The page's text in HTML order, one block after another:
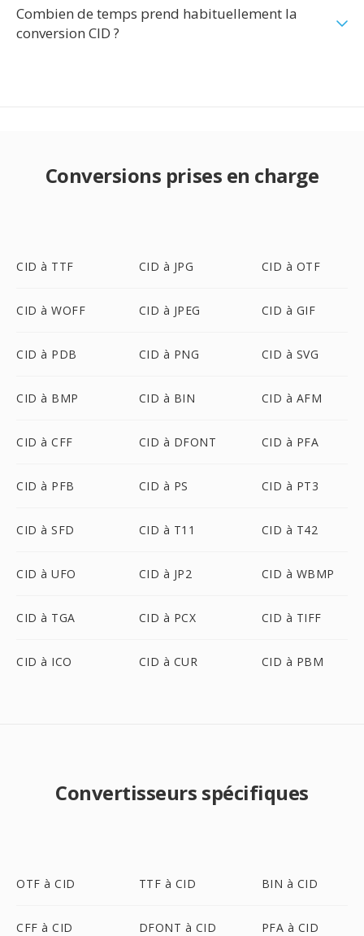
Combien de temps prend habituellement la
conversion CID ?
Conversions prises en charge
CID à TTF CID à JPG CID à OTF
CID à WOFF CID à JPEG CID à GIF
CID à PDB CID à PNG CID à SVG
CID à BMP CID à BIN CID à AFM
CID à CFF CID à DFONT CID à PFA
CID à PFB CID à PS CID à PT3
CID à SFD CID à T11 CID à T42
CID à UFO CID à JP2 CID à WBMP
CID à TGA CID à PCX CID à TIFF
CID à ICO CID à CUR CID à PBM
Convertisseurs spécifiques
OTF à CID TTF à CID BIN à CID
CFF à CID DFONT à CID PFA à CID